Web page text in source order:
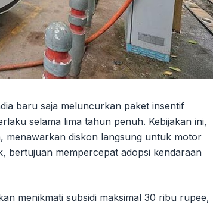
baru saja meluncurkan paket insentif
selama lima tahun penuh. Kebijakan ini,
menawarkan diskon langsung untuk motor
bertujuan mempercepat adopsi kendaraan
menikmati subsidi maksimal 30 ribu rupee,